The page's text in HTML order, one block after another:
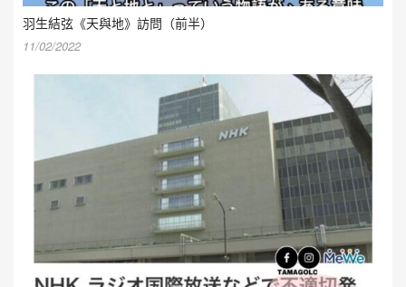
羽生結弦《天與地》訪問（前半）
11/02/2022